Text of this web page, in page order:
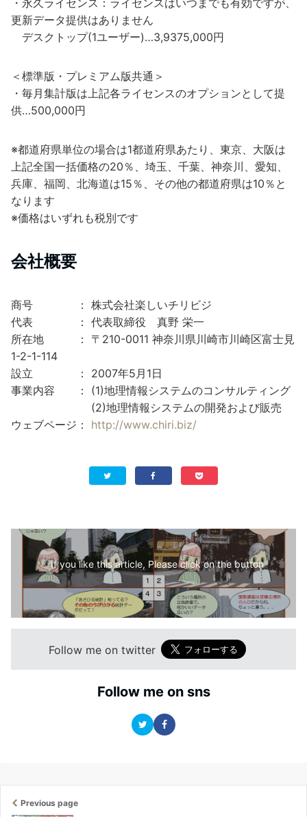
・永久ライセンス：ライセンスはいつまでも有効ですが、
更新データ提供はありません
デスクトップ(1ユーザー)…3,9375,000円
＜標準版・プレミアム版共通＞
・毎月集計版は上記各ライセンスのオプションとして提
供…500,000円
※都道府県単位の場合は1都道府県あたり、東京、大阪は
上記全国一括価格の20％、埼玉、千葉、神奈川、愛知、
兵庫、福岡、北海道は15％、その他の都道府県は10％と
なります
※価格はいずれも税別です
会社概要
商号 ： 株式会社楽しいチリビジ
代表 ： 代表取締役 真野 栄一
所在地 ： 〒210-0011 神奈川県川崎市川崎区富士見
1-2-1-114
設立 ： 2007年5月1日
事業内容 ： (1)地理情報システムのコンサルティング
(2)地理情報システムの開発および販売
ウェブページ： http://www.chiri.biz/
If you like this article, Please click on the button
Follow me on twitter
Follow me on sns
Previous page